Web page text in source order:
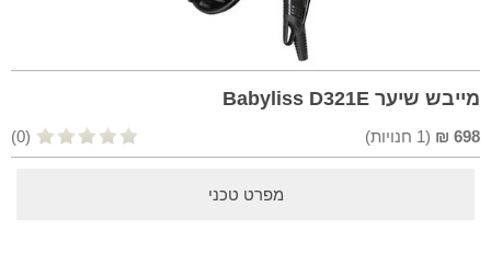
מייבש שיער Babyliss D321E
698
₪
(
1 חנויות) (0)
מפרט טכני